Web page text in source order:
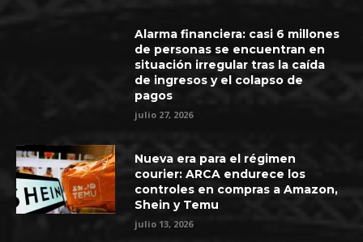
Alarma financiera: casi 6 millones
de personas se encuentran en
situación irregular tras la caída
de ingresos y el colapso de
pagos
julio 27, 2026
Nueva era para el régimen
courier: ARCA endurece los
controles en compras a Amazon,
Shein y Temu
julio 13, 2026